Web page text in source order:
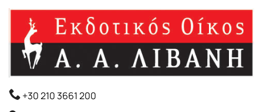
+30 210 3661 200